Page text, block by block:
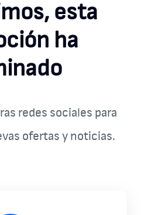
esta
ha
redes sociales para
ofertas y noticias.